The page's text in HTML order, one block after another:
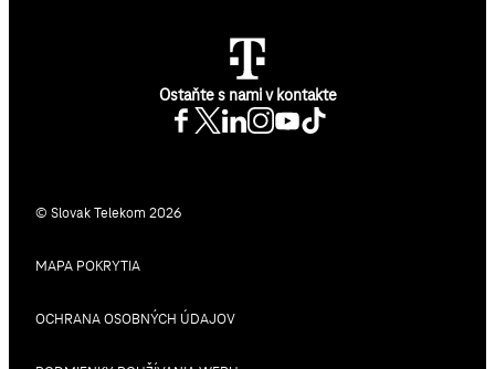
Ostaňte s nami v kontakte
© Slovak Telekom 2026
MAPA POKRYTIA
OCHRANA OSOBNÝCH ÚDAJOV